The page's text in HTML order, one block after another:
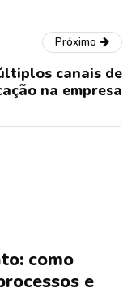
Próximo
canais de
na empresa
como
e